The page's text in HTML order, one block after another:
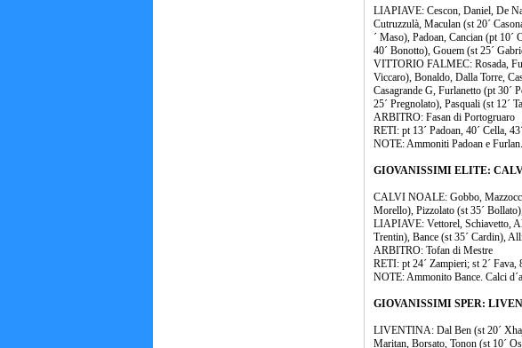
LIAPIAVE: Cescon, Daniel, De
Cutruzzulà, Maculan (st 20´
´ Maso), Padoan, Cancian (pt 10´
40´ Bonotto), Gouem (st 25´
VITTORIO FALMEC: Rosada,
Viccaro), Bonaldo, Dalla Torre,
Casagrande G, Furlanetto (pt 30´
25´ Pregnolato), Pasquali (st 12´
ARBITRO: Fasan di Portogruaro
RETI: pt 13´ Padoan, 40´ Cella,
NOTE: Ammoniti Padoan e
GIOVANISSIMI ELITE:
CALVI NOALE: Gobbo,
Morello), Pizzolato (st 35´
LIAPIAVE: Vettorel, Schiavetto,
Trentin), Bance (st 35´ Cardin),
ARBITRO: Tofan di Mestre
RETI: pt 24´ Zampieri; st 2´ Fava,
NOTE: Ammonito Bance. Calci
GIOVANISSIMI SPER:
LIVENTINA: Dal Ben (st 20´
Maritan, Borsato, Tonon (st 10´